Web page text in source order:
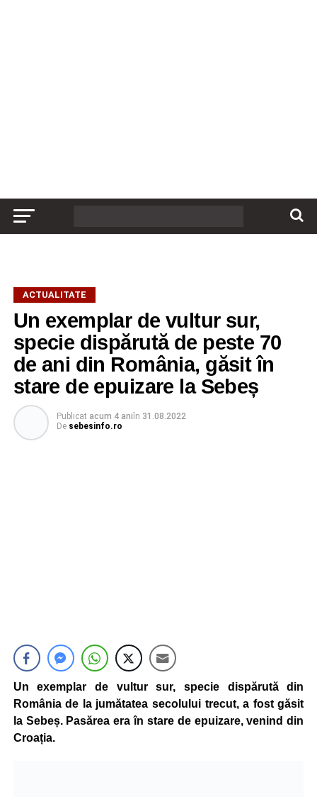
ACTUALITATE
Un exemplar de vultur sur,
specie dispărută de peste 70
de ani din România, găsit în
stare de epuizare la Sebeș
Publicat acum 4 aniîn 31.08.2022
De sebesinfo.ro
Un exemplar de vultur sur, specie dispărută din
România de la jumătatea secolului trecut, a fost găsit
la Sebeș. Pasărea era în stare de epuizare, venind din
Croația.